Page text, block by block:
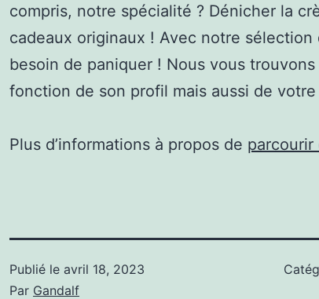
compris, notre spécialité ? Dénicher la
cadeaux originaux ! Avec notre sélection
besoin de paniquer ! Nous vous
fonction de son profil mais aussi de
Plus d’informations à propos de parcourir
Publié le avril 18, 2023
Par Gandalf